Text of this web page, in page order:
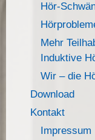
Hör-
Mehr
Induktive
Wir – die
Download
Kontakt
Impressum